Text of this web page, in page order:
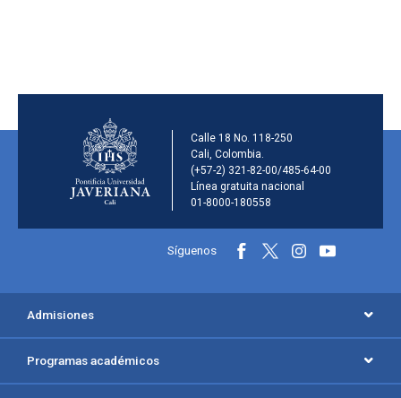
Información de la
Calle 18 No. 118-250
Cali, Colombia.
(+57-2) 321-82-00/485-64-00
Línea gratuita nacional
01-8000-180558
Información y redes sociales
Síguenos
Menú principal del footer
Admisiones
Programas académicos